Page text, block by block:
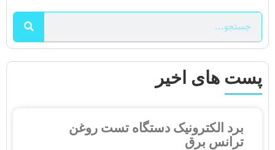
پست های اخیر
برد الکترونیک دستگاه تست روغن
ترانس برق